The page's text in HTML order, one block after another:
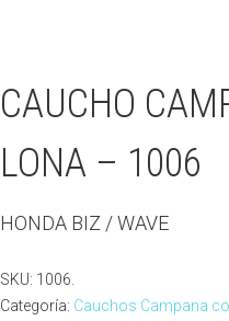
CAUCHO
LONA – 1006
HONDA BIZ / WAVE
SKU: 1006
Categoría: Cauchos Campana